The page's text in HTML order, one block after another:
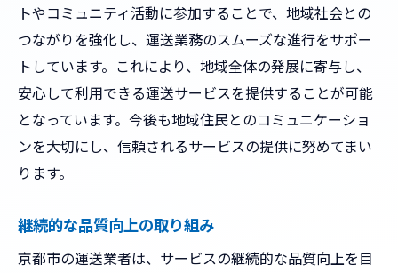
トやコミュニティ活動に参加することで、地域社会との
つながりを強化し、運送業務のスムーズな進行をサポー
トしています。これにより、地域全体の発展に寄与し、
安心して利用できる運送サービスを提供することが可能
となっています。今後も地域住民とのコミュニケーショ
ンを大切にし、信頼されるサービスの提供に努めてまい
ります。
継続的な品質向上の取り組み
京都市の運送業者は、サービスの継続的な品質向上を目